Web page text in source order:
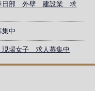
日部 外壁 建設業 求
中
場女子 求人募集中